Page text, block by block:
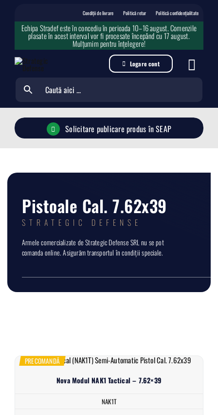
content
Condiții de livrare Politică retur Politică confidențialitate
Echipa Stradef este în concediu în perioada 10–16 august. Comenzile
plasate în acest interval vor fi procesate începând cu 17 august.
Mulțumim pentru înțelegere!
Logare cont
Solicitare publicare produs în SEAP
Pistoale Cal. 7.62x39
STRATEGIC DEFENSE
Armele comercializate de Strategic Defense SRL nu se pot
comanda online. Asigurăm transportul în condiții speciale.
Nova Modul NAK1 Tactical – 7.62×39
NAK1T
PRECOMANDĂ